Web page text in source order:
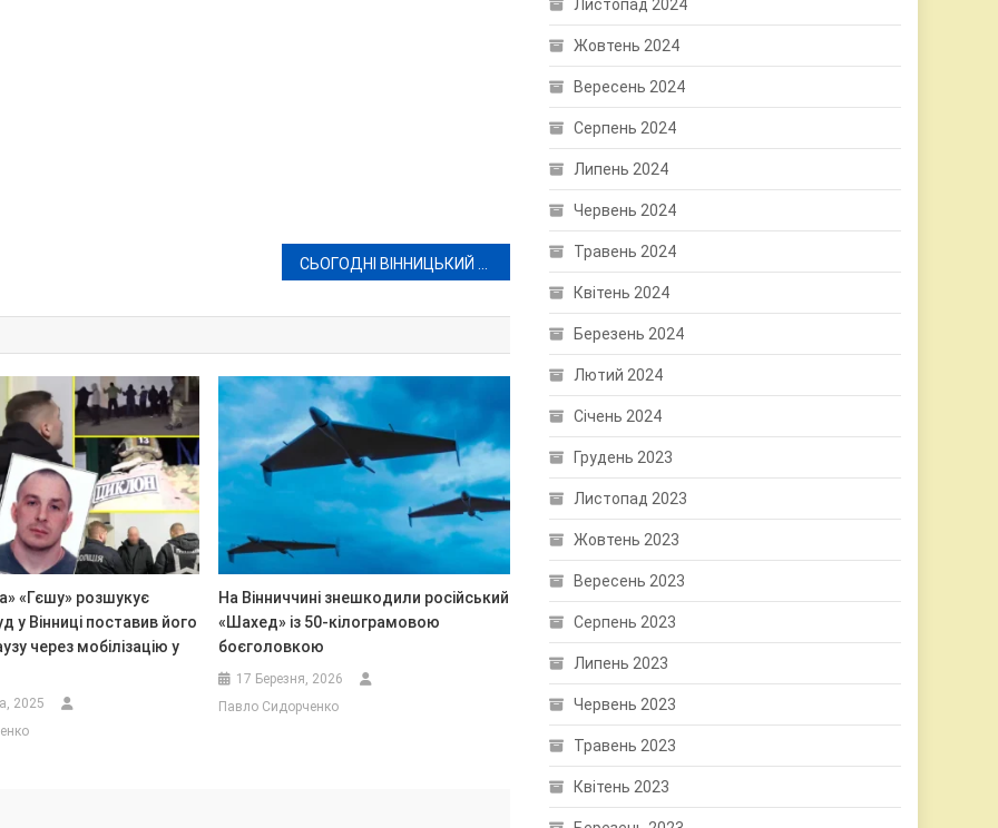
«Гєшу» розшукує
у Вінниці поставив його
через мобілізацію у
2025
На Вінниччині знешкодили російський
«Шахед» із 50-кілограмовою
боєголовкою
17 Березня, 2026
Павло Сидорченко
Листопад 2024
Жовтень 2024
Вересень 2024
Серпень 2024
Липень 2024
Червень 2024
Травень 2024
Квітень 2024
Березень 2024
Лютий 2024
Січень 2024
Грудень 2023
Листопад 2023
Жовтень 2023
Вересень 2023
Серпень 2023
Липень 2023
Червень 2023
Травень 2023
Квітень 2023